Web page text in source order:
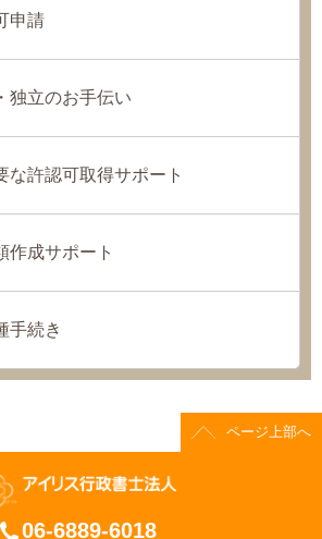
申請
独立のお手伝い
な許認可取得サポート
作成サポート
手続き
ページ上部へ
06-6889-6018